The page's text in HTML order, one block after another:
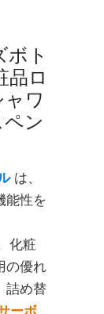
ボト
品ロ
ワ
ン
は、
能性を
化粧
の優れ
詰め替